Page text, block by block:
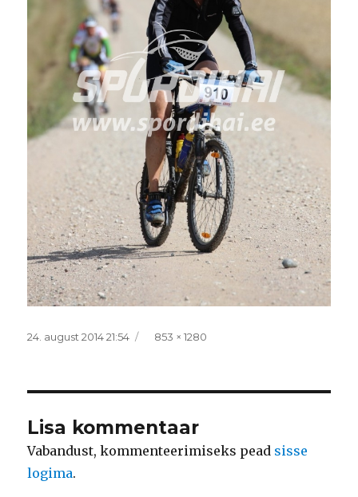
Postitatud
24. august 2014 21:54 Täissuurus
853 × 1280
Lisa kommentaar
Vabandust, kommenteerimiseks pead sisse
logima.